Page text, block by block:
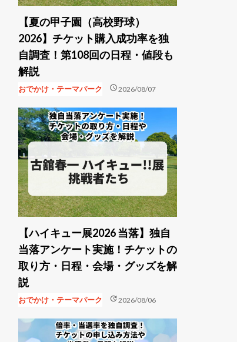
【夏の甲子園（高校野球）
2026】チケット購入成功率を独
自調査！第108回の日程・値段も
解説
おでかけ・テーマパーク schedule2026/08/07
【ハイキュー展2026 当落】独自
当落アンケート実施！チケットの
取り方・日程・会場・グッズを解
説
おでかけ・テーマパーク update2026/08/06